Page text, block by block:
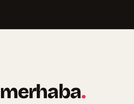
merhaba.